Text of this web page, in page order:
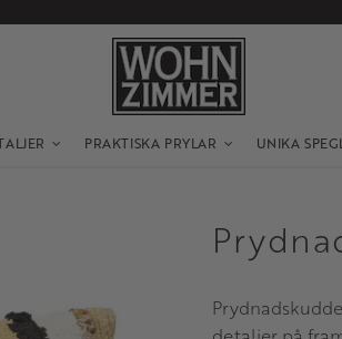
PRAKTISKA PRYLAR UNIKA